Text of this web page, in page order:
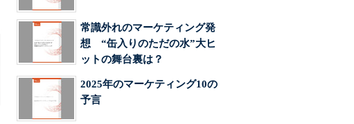
常識外れのマーケティング発
想 “缶入りのただの水”大ヒ
ットの舞台裏は？
2025年のマーケティング10の
予言